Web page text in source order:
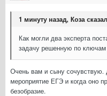
1 минуту назад, Коза
Как могли два эксперта
задачу решенную по ключам
Очень вам и сыну сочувствую.
мероприятие ЕГЭ и когда оно
безобразие.